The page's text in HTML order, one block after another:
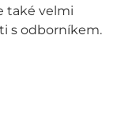
také velmi
s odborníkem.